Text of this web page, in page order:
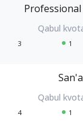
3 1
4 1